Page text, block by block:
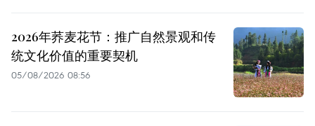
2026年荞麦花节：推广自然景观和传
统文化价值的重要契机
05/08/2026 08:56